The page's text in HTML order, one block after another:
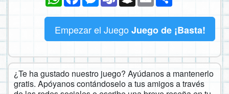
Empezar el Juego Juego de ¡Basta!
¿Te ha gustado nuestro juego? Ayúdanos a mantenerlo
gratis. Apóyanos contándoselo a tus amigos a través